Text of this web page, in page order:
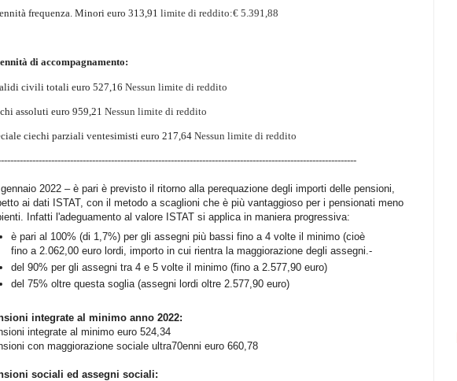
frequenza. Minori euro 313,91 limite di reddito:€ 5.391,88
di accompagnamento:
civili totali euro 527,16 Nessun limite di reddito
assoluti euro 959,21 Nessun limite di reddito
ciechi parziali ventesimisti euro 217,64 Nessun limite di reddito
gennaio 2022 – è pari è previsto il ritorno alla perequazione degli importi delle pensioni,
ai dati ISTAT, con il metodo a scaglioni che è più vantaggioso per i pensionati meno
Infatti l'adeguamento al valore ISTAT si applica in maniera progressiva:
è pari al 100% (di 1,7%) per gli assegni più bassi fino a 4 volte il minimo (cioè
fino a 2.062,00 euro lordi, importo in cui rientra la maggiorazione degli assegni.-
del 90% per gli assegni tra 4 e 5 volte il minimo (fino a 2.577,90 euro)
del 75% oltre questa soglia (assegni lordi oltre 2.577,90 euro)
integrate al minimo anno 2022:
integrate al minimo euro 524,34
con maggiorazione sociale ultra70enni euro 660,78
sociali ed assegni sociali: